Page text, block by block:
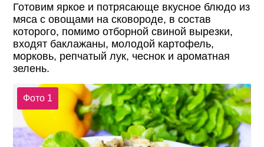
Готовим яркое и потрясающе вкусное блюдо из
мяса с овощами на сковороде, в состав
которого, помимо отборной свиной вырезки,
входят баклажаны, молодой картофель,
морковь, репчатый лук, чеснок и ароматная
зелень.
Фото 1